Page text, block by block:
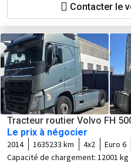
Contacter le
Tracteur routier Volvo FH
Le prix à négocier
2014 1635233 km 4x2 Euro 6
Capacité de chargement: 12001 kg